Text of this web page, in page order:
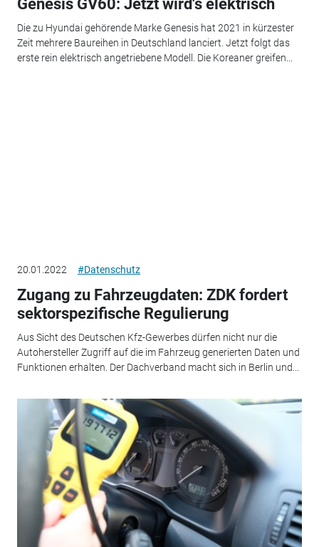
Genesis GV60: Jetzt wird's elektrisch
Die zu Hyundai gehörende Marke Genesis hat 2021 in kürzester
Zeit mehrere Baureihen in Deutschland lanciert. Jetzt folgt das
erste rein elektrisch angetriebene Modell. Die Koreaner greifen...
20.01.2022 #Datenschutz
Zugang zu Fahrzeugdaten: ZDK fordert
sektorspezifische Regulierung
Aus Sicht des Deutschen Kfz-Gewerbes dürfen nicht nur die
Autohersteller Zugriff auf die im Fahrzeug generierten Daten und
Funktionen erhalten. Der Dachverband macht sich in Berlin und...